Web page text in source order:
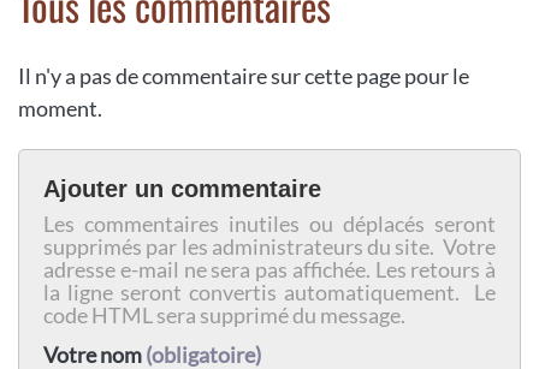
Il n'y a pas de commentaire sur cette page pour le
moment.
Ajouter un commentaire
Les commentaires inutiles ou déplacés seront
supprimés par les administrateurs du site. Votre
adresse e-mail ne sera pas affichée. Les retours à
la ligne seront convertis automatiquement. Le
code HTML sera supprimé du message.
Votre nom(obligatoire)